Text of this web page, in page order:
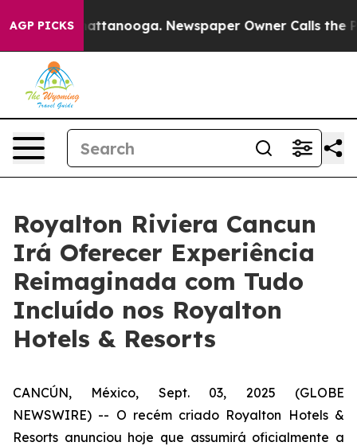
AGP PICKS
in Chattanooga. Newspaper Owner Calls the
Royalton Riviera Cancun
Irá Oferecer Experiência
Reimaginada com Tudo
Incluído nos Royalton
Hotels & Resorts
CANCÚN, México, Sept. 03, 2025 (GLOBE
NEWSWIRE) -- O recém criado Royalton Hotels &
Resorts anunciou hoje que assumirá oficialmente a